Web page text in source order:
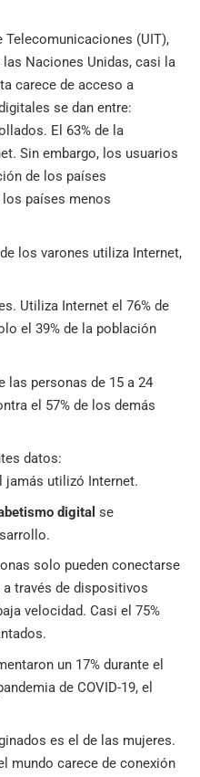
Telecomunicaciones (UIT),
Naciones Unidas, casi la
carece de acceso a
se dan entre:
El 63% de la
Sin embargo, los usuarios
de los países
países menos
los varones utiliza Internet,
Utiliza Internet el 76% de
el 39% de la población
las personas de 15 a 24
el 57% de los demás
datos:
jamás utilizó Internet.
digital se
solo pueden conectarse
través de dispositivos
velocidad. Casi el 75%
un 17% durante el
de COVID-19, el
es el de las mujeres.
mundo carece de conexión